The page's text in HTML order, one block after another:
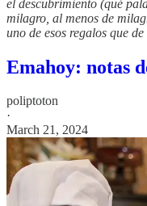
el descubrimiento (qué
milagro, al menos de
uno de esos regalos que
Emahoy: notas
poliptoton
·
March 21, 2024